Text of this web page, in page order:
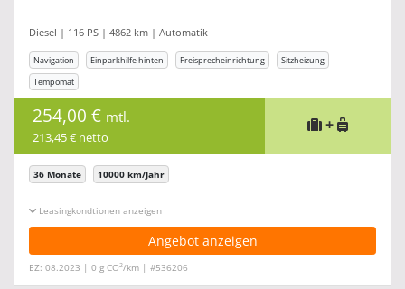
Diesel | 116 PS | 4862 km | Automatik
Navigation Einparkhilfe hinten Freisprecheinrichtung
Sitzheizung
Tempomat
254,00 € mtl.
213,45 € netto
+
36 Monate 10000 km/Jahr
Leasingkonditionen ein-/ausblenden
Angebot anzeigen
EZ: 08.2023 | 0 g CO2/km | #536206